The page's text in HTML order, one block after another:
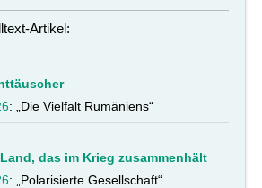
Artikel:
: „Die Vielfalt Rumäniens“
das im Krieg zusammenhält
: „Polarisierte Gesellschaft“